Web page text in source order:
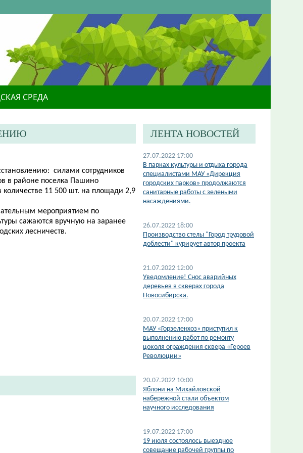
СРЕДА
силами сотрудников
в районе поселка Пашино
11 500 шт. на площади 2,9
мероприятием по
сажаются вручную на заранее
лесничеств.
ЛЕНТА НОВОСТЕЙ
27.07.2022 17:00
В парках культуры и отдыха города
специалистами МАУ «Дирекция
городских парков» продолжаются
санитарные работы с зелеными
насаждениями.
26.07.2022 18:00
Производство стелы "Город трудовой
доблести" курирует автор проекта
21.07.2022 12:00
​Уведомление! Снос аварийных
деревьев в скверах города
Новосибирска.
20.07.2022 17:00
МАУ «Горзеленхоз» приступил к
выполнению работ по ремонту
цоколя ограждения сквера «Героев
Революции»
20.07.2022 10:00
​Яблони на Михайловской
набережной стали объектом
научного исследования
19.07.2022 17:00
19 июля состоялось выездное
совещание рабочей группы по